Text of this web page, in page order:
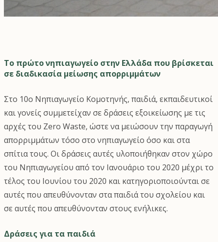
Το πρώτο νηπιαγωγείο στην Ελλάδα που βρίσκεται
σε διαδικασία μείωσης απορριμμάτων
Στο 10ο Νηπιαγωγείο Κομοτηνής, παιδιά, εκπαιδευτικοί
και γονείς συμμετείχαν σε δράσεις εξοικείωσης με τις
αρχές του Zero Waste, ώστε να μειώσουν την παραγωγή
απορριμμάτων τόσο στο νηπιαγωγείο όσο και στα
σπίτια τους. Οι δράσεις αυτές υλοποιήθηκαν στον χώρο
του Νηπιαγωγείου από τον Ιανουάριο του 2020 μέχρι το
τέλος του Ιουνίου του 2020 και κατηγοριοποιούνται σε
αυτές που απευθύνονταν στα παιδιά του σχολείου και
σε αυτές που απευθύνονταν στους ενήλικες.
Δράσεις για τα παιδιά